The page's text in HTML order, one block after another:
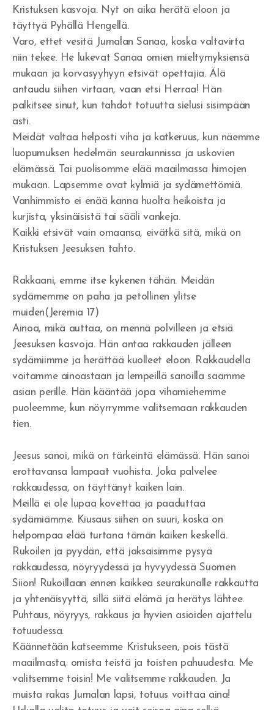
Kristuksen kasvoja. Nyt on aika herätä eloon ja
täyttyä Pyhällä Hengellä.
Varo, ettet vesitä Jumalan Sanaa, koska valtavirta
niin tekee. He lukevat Sanaa omien mieltymyksiensä
mukaan ja korvasyyhyyn etsivät opettajia. Älä
antaudu siihen virtaan, vaan etsi Herraa! Hän
palkitsee sinut, kun tahdot totuutta sielusi sisimpään
asti.
Meidät valtaa helposti viha ja katkeruus, kun näemme
luopumuksen hedelmän seurakunnissa ja uskovien
elämässä. Tai puolisomme elää maailmassa himojen
mukaan. Lapsemme ovat kylmiä ja sydämettömiä.
Vanhimmisto ei enää kanna huolta heikoista ja
kurjista, yksinäisistä tai sääli vankeja.
Kaikki etsivät vain omaansa, eivätkä sitä, mikä on
Kristuksen Jeesuksen tahto.
Rakkaani, emme itse kykenen tähän. Meidän
sydämemme on paha ja petollinen ylitse
muiden(Jeremia 17)
Ainoa, mikä auttaa, on mennä polvilleen ja etsiä
Jeesuksen kasvoja. Hän antaa rakkauden jälleen
sydämiimme ja herättää kuolleet eloon. Rakkaudella
voitamme ainoastaan ja lempeillä sanoilla saamme
asian perille. Hän kääntää jopa vihamiehemme
puoleemme, kun nöyrrymme valitsemaan rakkauden
tien.
Jeesus sanoi, mikä on tärkeintä elämässä. Hän sanoi
erottavansa lampaat vuohista. Joka palvelee
rakkaudessa, on täyttänyt kaiken lain.
Meillä ei ole lupaa kovettaa ja paaduttaa
sydämiämme. Kiusaus siihen on suuri, koska on
helpompaa elää turtana tämän kaiken keskellä.
Rukoilen ja pyydän, että jaksaisimme pysyä
rakkaudessa, nöyryydessä ja hyvyydessä Suomen
Siion! Rukoillaan ennen kaikkea seurakunalle rakkautta
ja yhtenäisyyttä, sillä siitä elämä ja herätys lähtee.
Puhtaus, nöyryys, rakkaus ja hyvien asioiden ajattelu
totuudessa.
Käännetään katseemme Kristukseen, pois tästä
maailmasta, omista teistä ja toisten pahuudesta. Me
valitsemme toisin! Me valitsemme rakkauden. Ja
muista rakas Jumalan lapsi, totuus voittaa aina!
Tapahtukoon Sinun tahtosi
Herran koulussa
Missä on armo?
Tuli syttyy rinnassa
Voittoja
Eben-ezer
Rakkautta veljiäni kohtaan
Jumala vapauttaa synnistä
Armoa armon päälle
Veljesten sovinto
Itsensä hyväksyminen
Tuomitseminen
Iankaikkisia siunauksia
Viisauden ja tiedon viettelys
Yritänkö pelastaa itseni?
Seuraatko Jeesusta?
Pyydä rakkautta ja saat sen
Jumalan Sanan kunnioittaminen
Suoritusta ja taistelua
Uskon henki ja kuuliaisuus
Hedelmän tuottaminen ja suhde Herraan
Sinulle joka odotat
Tottelemattomuus
Saulin uhri